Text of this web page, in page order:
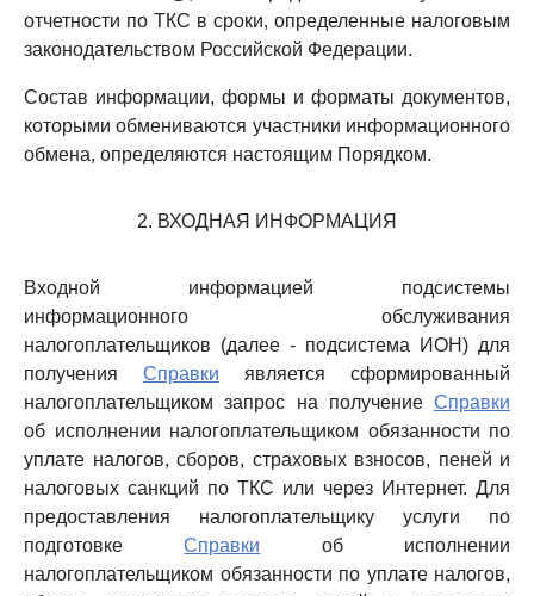
отчетности по ТКС в сроки, определенные налоговым
законодательством Российской Федерации.
Состав информации, формы и форматы документов,
которыми обмениваются участники информационного
обмена, определяются настоящим Порядком.
2. ВХОДНАЯ ИНФОРМАЦИЯ
Входной информацией подсистемы
информационного обслуживания
налогоплательщиков (далее - подсистема ИОН) для
получения Справки является сформированный
налогоплательщиком запрос на получение Справки
об исполнении налогоплательщиком обязанности по
уплате налогов, сборов, страховых взносов, пеней и
налоговых санкций по ТКС или через Интернет. Для
предоставления налогоплательщику услуги по
подготовкеСправки об исполнении
налогоплательщиком обязанности по уплате налогов,